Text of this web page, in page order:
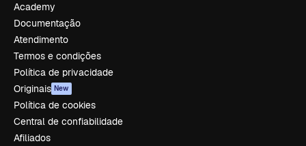
Academy
Documentação
Atendimento
Termos e condições
Política de privacidade
Originais New
Política de cookies
Central de confiabilidade
Afiliados